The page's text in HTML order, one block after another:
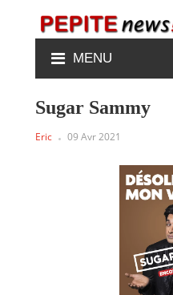
MENU
Sugar Sammy
Eric 09 Avr 2021